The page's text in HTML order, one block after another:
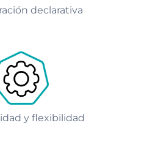
declarativa
y flexibilidad